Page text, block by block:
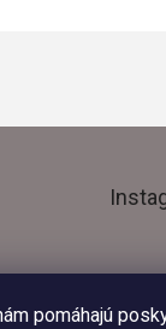
pomáhajú